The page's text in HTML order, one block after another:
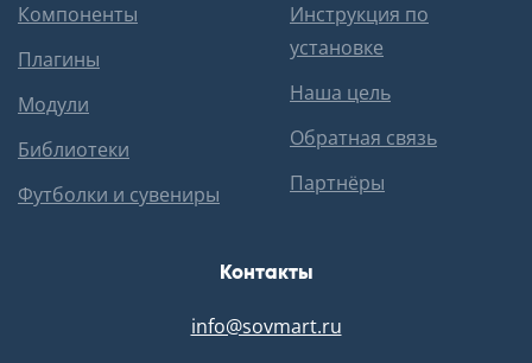
Компоненты
Плагины
Модули
Библиотеки
Футболки и сувениры
Инструкция по
установке
Наша цель
Обратная связь
Партнёры
Контакты
info@sovmart.ru